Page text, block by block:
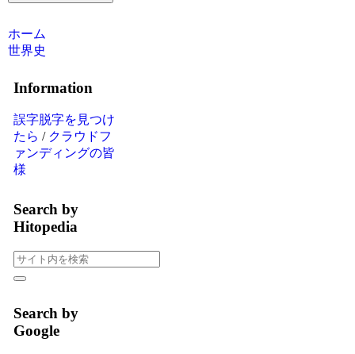
ホーム
世界史
Information
誤字脱字を見つけ
たら / クラウドフ
ァンディングの皆
様
Search by
Hitopedia
Search by
Google